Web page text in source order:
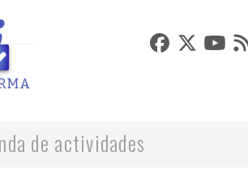
de actividades